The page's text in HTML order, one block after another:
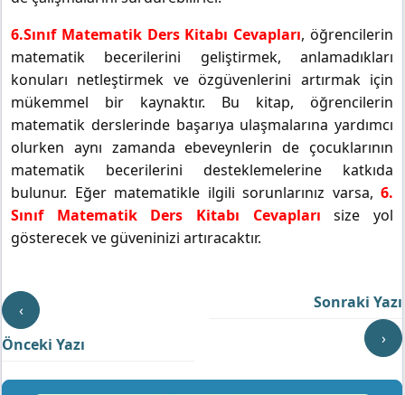
6.Sınıf Matematik Ders Kitabı Cevapları, öğrencilerin
matematik becerilerini geliştirmek, anlamadıkları
konuları netleştirmek ve özgüvenlerini artırmak için
mükemmel bir kaynaktır. Bu kitap, öğrencilerin
matematik derslerinde başarıya ulaşmalarına yardımcı
olurken aynı zamanda ebeveynlerin de çocuklarının
matematik becerilerini desteklemelerine katkıda
bulunur. Eğer matematikle ilgili sorunlarınız varsa, 6.
Sınıf Matematik Ders Kitabı Cevapları size yol
gösterecek ve güveninizi artıracaktır.
‹
Önceki Yazı
Sonraki Yazı
›